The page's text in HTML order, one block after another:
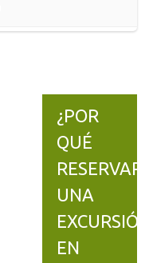
¿POR
QUÉ
RESERVAR
UNA
EN